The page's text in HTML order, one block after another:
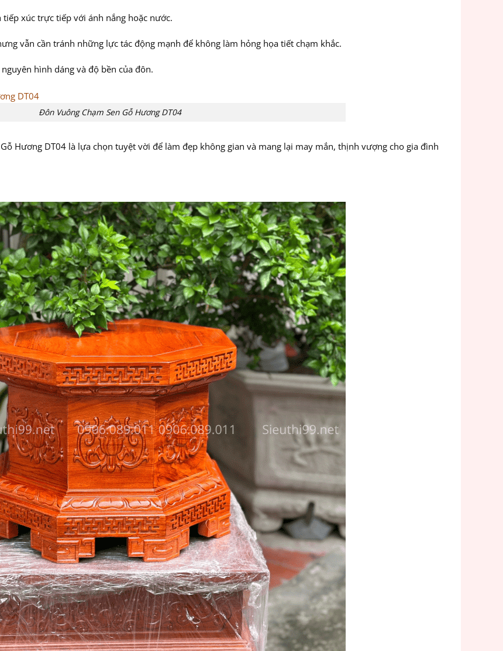
xúc trực tiếp với ánh nắng hoặc nước.
vẫn cần tránh những lực tác động mạnh để không làm hỏng họa tiết chạm khắc.
hình dáng và độ bền của đôn.
Đôn Vuông Chạm Sen Gỗ Hương DT04
Hương DT04 là lựa chọn tuyệt vời để làm đẹp không gian và mang lại may mắn, thịnh vượng cho gia đình